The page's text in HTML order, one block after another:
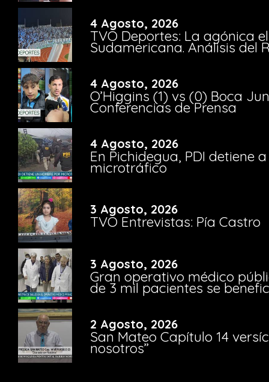
4 Agosto, 2026
TVO Deportes: La agónica
Sudamericana. Análisis del
4 Agosto, 2026
O’Higgins (1) vs (0) Boca
Conferencias de Prensa
4 Agosto, 2026
En Pichidegua, PDI detiene
microtráfico
3 Agosto, 2026
TVO Entrevistas: Pía Castro
3 Agosto, 2026
Gran operativo médico
de 3 mil pacientes se
2 Agosto, 2026
San Mateo Capítulo 14
nosotros”